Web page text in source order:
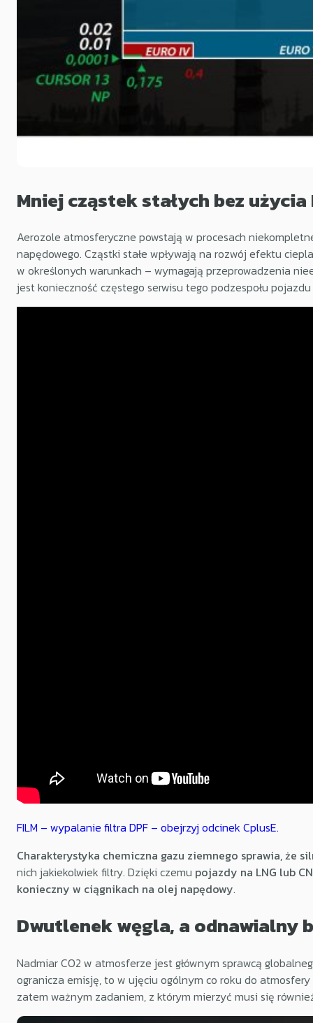
Mniej cząstek stałych bez użycia
Aerozole atmosferyczne powstają w procesach
napędowego. Cząstki stałe wpływają na rozwój efektu
w określonych warunkach – wymagają przeprowadzenia
jest konieczność częstego serwisu tego podzespołu
FILM – wypalanie filtra DPF – obejrzyj odcinek CplusE.
Charakterystyka chemiczna gazu ziemnego sprawia, że
nich jakiekolwiek filtry. Dzięki czemu pojazdy na LNG lub
konieczny w ciągnikach na olej napędowy.
Dwutlenek węgla, a odnawialny
Nadmiar CO2 w atmosferze jest głównym sprawcą
ogranicza emisję, to w ujęciu ogólnym co roku do
zatem ważnym zadaniem, z którym mierzyć musi się